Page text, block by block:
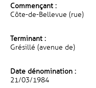
Commençant :
Côte-de-Bellevue (rue)
Terminant :
Grésillé (avenue de)
Date dénomination :
21/03/1984